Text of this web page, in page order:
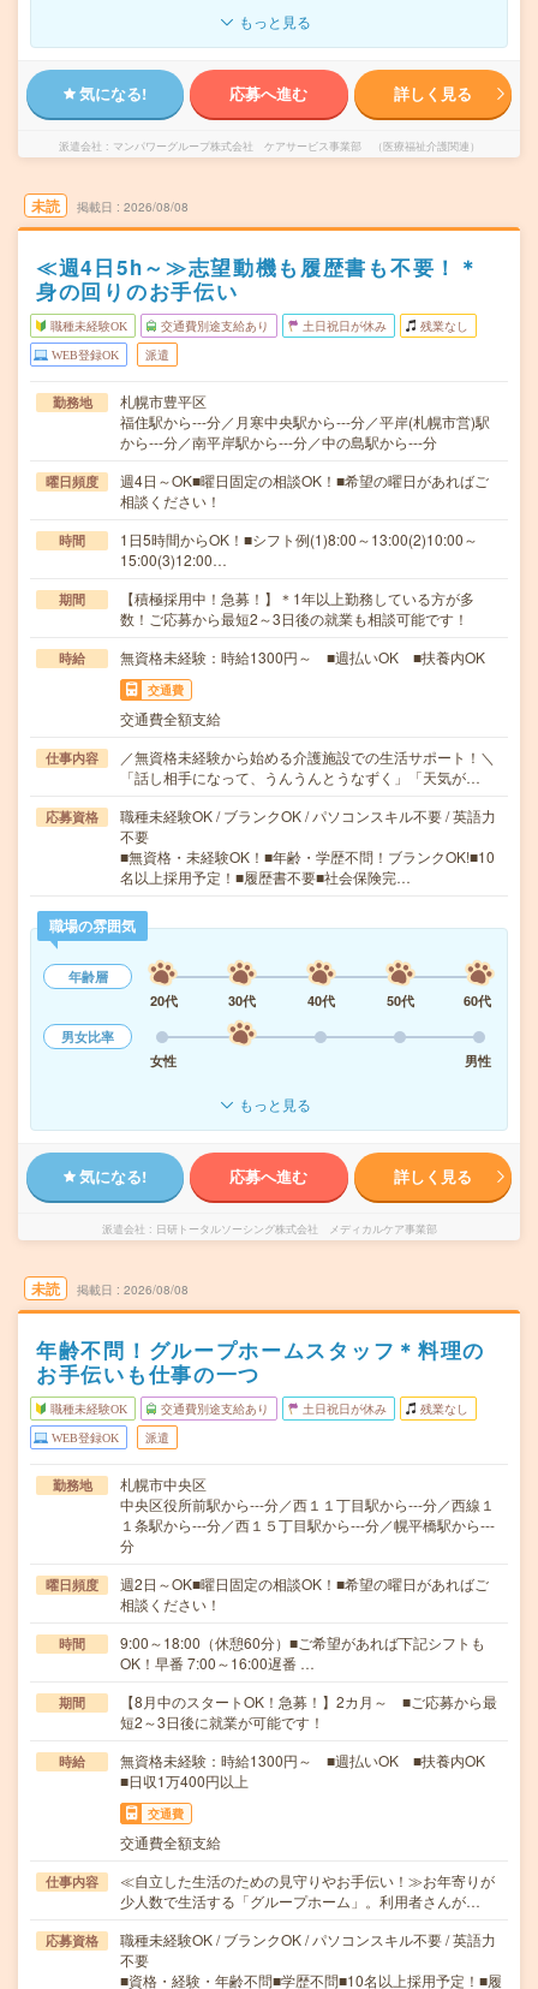
もっと見る
気になる! 応募へ進む 詳しく見る
派遣会社 マンパワーグループ株式会社 ケアサービス事業部 （医療福祉介護関連）
未読 掲載日 2026/08/08
≪週4日5h～≫志望動機も履歴書も不要！＊
身の回りのお手伝い
職種未経験OK 交通費別途支給あり 土日祝日が休み 残業なし
WEB登録OK 派遣
勤務地
札幌市豊平区
福住駅から---分／月寒中央駅から---分／平岸(札幌市営)駅
から---分／南平岸駅から---分／中の島駅から---分
曜日頻度
週4日～OK■曜日固定の相談OK！■希望の曜日があればご
相談ください！
時間
1日5時間からOK！■シフト例(1)8:00～13:00(2)10:00～
15:00(3)12:00…
期間
【積極採用中！急募！】＊1年以上勤務している方が多
数！ご応募から最短2～3日後の就業も相談可能です！
時給 無資格未経験：時給1300円～ ■週払いOK ■扶養内OK
交通費
交通費全額支給
仕事内容
／無資格未経験から始める介護施設での生活サポート！＼
「話し相手になって、うんうんとうなずく」「天気が…
応募資格
職種未経験OK / ブランクOK / パソコンスキル不要 / 英語力
不要
■無資格・未経験OK！■年齢・学歴不問！ブランクOK!■10
名以上採用予定！■履歴書不要■社会保険完…
職場の雰囲気
年齢層
20代
30代 40代 50代
60代
男女比率
女性
男性
もっと見る
気になる! 応募へ進む 詳しく見る
派遣会社 日研トータルソーシング株式会社 メディカルケア事業部
未読 掲載日 2026/08/08
年齢不問！グループホームスタッフ＊料理の
お手伝いも仕事の一つ
職種未経験OK 交通費別途支給あり 土日祝日が休み 残業なし
WEB登録OK 派遣
勤務地
札幌市中央区
中央区役所前駅から---分／西１１丁目駅から---分／西線１
１条駅から---分／西１５丁目駅から---分／幌平橋駅から---
分
曜日頻度
週2日～OK■曜日固定の相談OK！■希望の曜日があればご
相談ください！
時間
9:00～18:00（休憩60分）■ご希望があれば下記シフトも
OK！早番 7:00～16:00遅番 …
期間
【8月中のスタートOK！急募！】2カ月～ ■ご応募から最
短2～3日後に就業が可能です！
時給
無資格未経験：時給1300円～ ■週払いOK ■扶養内OK
■日収1万400円以上
交通費
交通費全額支給
仕事内容
≪自立した生活のための見守りやお手伝い！≫お年寄りが
少人数で生活する「グループホーム」。利用者さんが…
応募資格
職種未経験OK / ブランクOK / パソコンスキル不要 / 英語力
不要
■資格・経験・年齢不問■学歴不問■10名以上採用予定！■履